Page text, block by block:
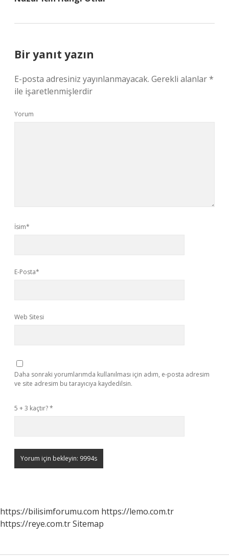
Bir yanıt yazın
E-posta adresiniz yayınlanmayacak. Gerekli alanlar*
ile işaretlenmişlerdir
Yorum
İsim*
E-Posta*
Web Sitesi
Daha sonraki yorumlarımda kullanılması için adım, e-posta adresim
ve site adresim bu tarayıcıya kaydedilsin.
5 + 3 kaçtır?*
https://bilisimforumu.com https://lemo.com.tr
https://reye.com.trSitemap